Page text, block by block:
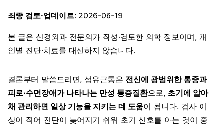
최종 검토·업데이트: 2026-06-19
본 글은 신경외과 전문의가 작성·검토한 의학 정보이며, 개
인별 진단·치료를 대신하지 않습니다.
결론부터 말씀드리면, 섬유근통은 전신에 광범위한 통증과
피로·수면장애가 나타나는 만성 통증질환으로, 초기에 알아
채 관리하면 일상 기능을 지키는 데 도움이 됩니다. 검사 이
상이 적어 진단이 늦어지기 쉬워 초기 신호를 아는 것이 중